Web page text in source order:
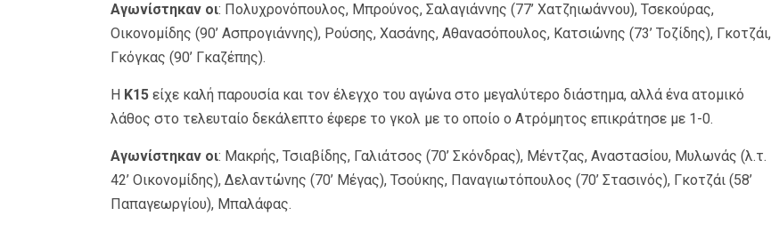
Αγωνίστηκαν οι: Πολυχρονόπουλος, Μπρούνος, Σαλαγιάννης (77’ Χατζηιωάννου), Τσεκούρας,
Οικονομίδης (90’ Ασπρογιάννης), Ρούσης, Χασάνης, Αθανασόπουλος, Κατσιώνης (73’ Τοζίδης), Γκοτζάι,
Γκόγκας (90’ Γκαζέπης).
Η Κ15είχε καλή παρουσία και τον έλεγχο του αγώνα στο μεγαλύτερο διάστημα, αλλά ένα ατομικό
λάθος στο τελευταίο δεκάλεπτο έφερε το γκολ με το οποίο ο Ατρόμητος επικράτησε με 1-0.
Αγωνίστηκαν οι: Μακρής, Τσιαβίδης, Γαλιάτσος (70’ Σκόνδρας), Μέντζας, Αναστασίου, Μυλωνάς (λ.τ.
42’ Οικονομίδης), Δελαντώνης (70’ Μέγας), Τσούκης, Παναγιωτόπουλος (70’ Στασινός), Γκοτζάι (58’
Παπαγεωργίου), Μπαλάφας.